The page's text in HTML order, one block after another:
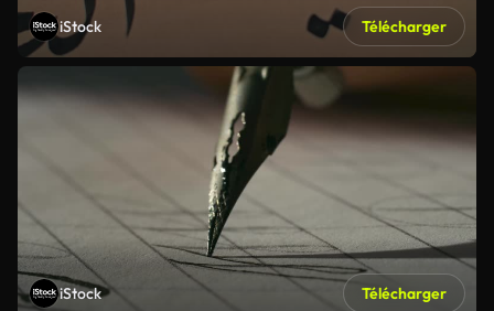
iStock Télécharger
iStock Télécharger